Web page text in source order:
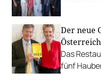
Der neue
Das
fünf